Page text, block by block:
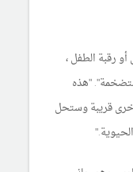
رقبة الطفل ،
"هذه
قريبة وستحل